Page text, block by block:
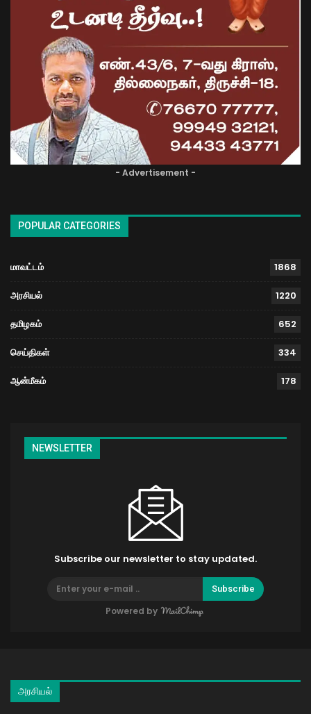
- Advertisement -
POPULAR CATEGORIES
மாவட்டம் 1868
அரசியல் 1220
தமிழகம் 652
செய்திகள் 334
ஆன்மீகம் 178
NEWSLETTER
Subscribe our newsletter to stay updated.
Subscribe
Powered by
அரசியல்